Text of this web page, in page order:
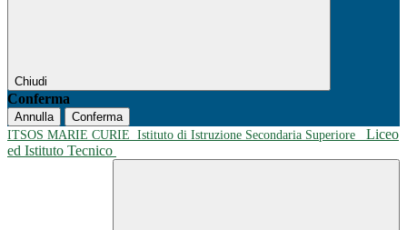
Chiudi
Conferma
Annulla
Conferma
ITSOS MARIE CURIE Istituto di Istruzione Secondaria Superiore
Liceo
ed Istituto Tecnico